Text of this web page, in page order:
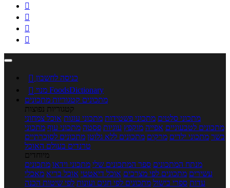




 כניסה לחשבון

מנוי FoodsDictionary
מתכונים קטגוריות מתכונים
קטגוריות נפוצות
מתכוני סלטים מתכוני פשטידות מתכוני עוגות אוכל צמחוני
מתכונים לטבעוניים אפייה מוקפץ עוגיות פסטה מתכוני עוף מתכוני
בשר מתכוני ילדים מרקים מתכונים ללא גלוטן מתכונים לסוכרתיים
טרנדים בעולם האוכל
מיוחדים
מנתח המתכונים ספר המתכונים שלי מתכוני וידאו מתכונים
עשירים מתכונים לפי מצרכים אוכל דיאטטי אוכל בריא מאכלי
עדות ספרי בישול מתכונים לפי חגים ועונות לפי שיטות הכנה